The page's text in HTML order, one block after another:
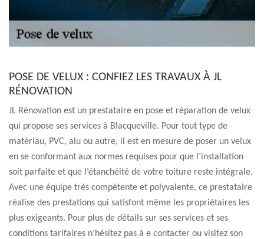
POSE DE VELUX : CONFIEZ LES TRAVAUX À JL
RÉNOVATION
JL Rénovation est un prestataire en pose et réparation de velux
qui propose ses services à Blacqueville. Pour tout type de
matériau, PVC, alu ou autre, il est en mesure de poser un velux
en se conformant aux normes requises pour que l’installation
soit parfaite et que l’étanchéité de votre toiture reste intégrale.
Avec une équipe très compétente et polyvalente, ce prestataire
réalise des prestations qui satisfont même les propriétaires les
plus exigeants. Pour plus de détails sur ses services et ses
conditions tarifaires n’hésitez pas à e contacter ou visitez son